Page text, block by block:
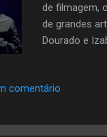
de filmagem,
de grandes
Dourado e
Rapper
- Assim Será
comentário